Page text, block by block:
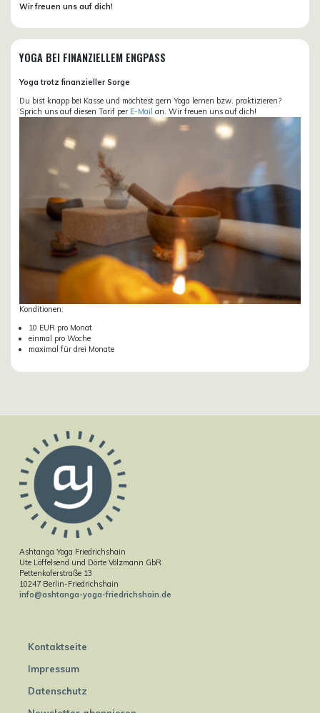
Wir freuen uns auf dich!
YOGA BEI FINANZIELLEM ENGPASS
Yoga trotz finanzieller Sorge
Du bist knapp bei Kasse und möchtest gern Yoga lernen bzw. praktizieren?
Sprich uns auf diesen Tarif per E-Mail an. Wir freuen uns auf dich!
Konditionen:
10 EUR pro Monat
einmal pro Woche
maximal für drei Monate
Ashtanga Yoga Friedrichshain
Ute Löffelsend und Dörte Völzmann GbR
Pettenkoferstraße 13
10247 Berlin-Friedrichshain
info@ashtanga-yoga-friedrichshain.de
Kontaktseite
Impressum
Datenschutz